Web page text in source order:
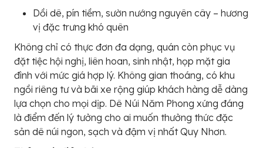
Dồi dê, pín tiềm, sườn nướng nguyên cây – hương
vị đặc trưng khó quên
Không chỉ có thực đơn đa dạng, quán còn phục vụ
đặt tiệc hội nghị, liên hoan, sinh nhật, họp mặt gia
đình với mức giá hợp lý. Không gian thoáng, có khu
ngồi riêng tư và bãi xe rộng giúp khách hàng dễ dàng
lựa chọn cho mọi dịp. Dê Núi Năm Phong xứng đáng
là điểm đến lý tưởng cho ai muốn thưởng thức đặc
sản dê núi ngon, sạch và đậm vị nhất Quy Nhơn.